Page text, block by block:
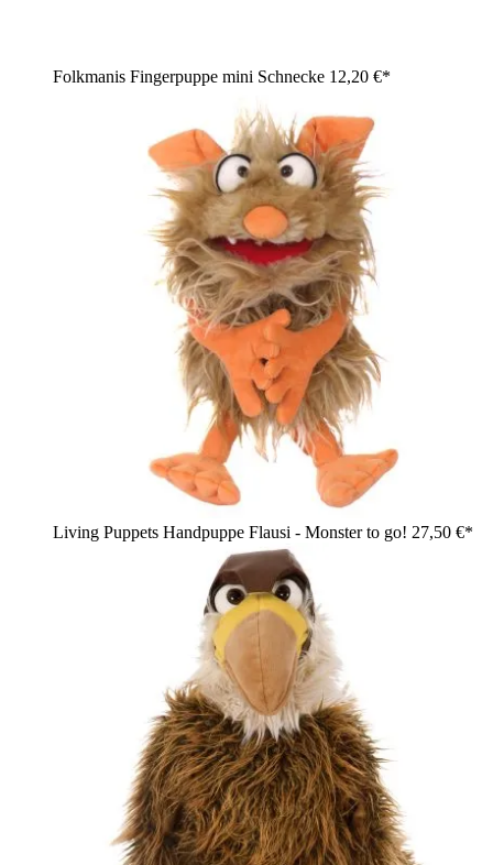
Folkmanis Fingerpuppe mini Schnecke 12,20 €*
Living Puppets Handpuppe Flausi - Monster to go! 27,50 €*